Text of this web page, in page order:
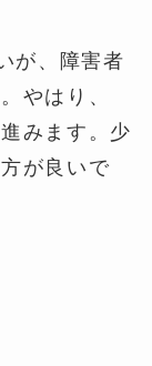
が、障害者
やはり、
みます。少
が良いで